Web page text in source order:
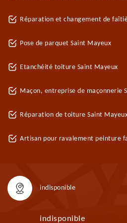
Réparation et changement de
Pose de parquet Saint Mayeux
Etanchéité toiture Saint Mayeux
Maçon, entreprise de maçonnerie
Réparation de toiture Saint
Artisan pour ravalement peinture
indisponible
indisponible